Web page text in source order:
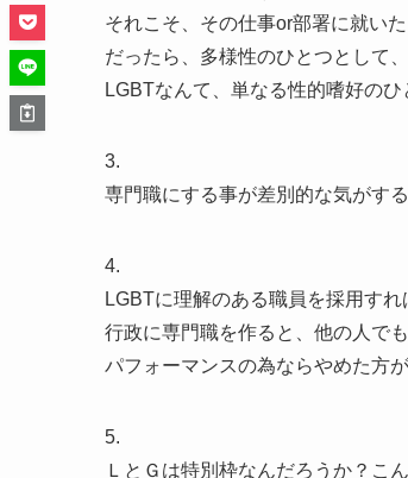
それこそ、その仕事or部署に就い
だったら、多様性のひとつとして
LGBTなんて、単なる性的嗜好の
3.
専門職にする事が差別的な気がす
4.
LGBTに理解のある職員を採用すれ
行政に専門職を作ると、他の人で
パフォーマンスの為ならやめた方が
5.
ＬとＧは特別枠なんだろうか？こ